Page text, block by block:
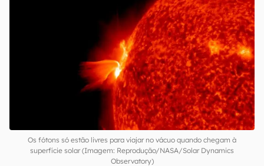
Os fótons só estão livres para viajar no vácuo quando chegam à
superfície solar (Imagem: Reprodução/NASA/Solar Dynamics
Observatory)